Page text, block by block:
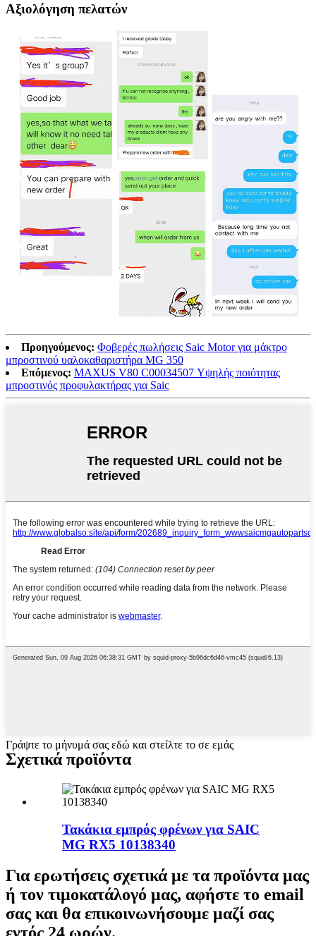
Αξιολόγηση πελατών
Προηγούμενος: Φοβερές πωλήσεις Saic Motor για μάκτρο
μπροστινού υαλοκαθαριστήρα MG 350
Επόμενος: MAXUS V80 C00034507 Υψηλής ποιότητας
μπροστινός προφυλακτήρας για Saic
Γράψτε το μήνυμά σας εδώ και στείλτε το σε εμάς
Σχετικά προϊόντα
Τακάκια εμπρός φρένων για SAIC
MG RX5 10138340
Για ερωτήσεις σχετικά με τα προϊόντα μας
ή τον τιμοκατάλογό μας, αφήστε το email
σας και θα επικοινωνήσουμε μαζί σας